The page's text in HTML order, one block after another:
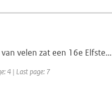
velen zat een 16e Elfste...
4 | Last page: 7